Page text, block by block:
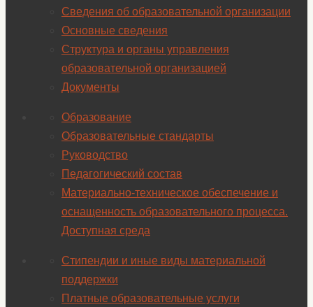
Сведения об образовательной организации
Основные сведения
Структура и органы управления
образовательной организацией
Документы
Образование
Образовательные стандарты
Руководство
Педагогический состав
Материально-техническое обеспечение и
оснащенность образовательного процесса.
Доступная среда
Стипендии и иные виды материальной
поддержки
Платные образовательные услуги